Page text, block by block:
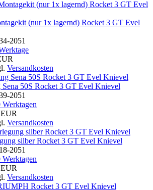
(nur 1x lagernd) Rocket 3 GT Evel
2051
Versandkosten
Sena 50S Rocket 3 GT Evel Knievel
2051
Werktagen
Versandkosten
silber Rocket 3 GT Evel Knievel
2051
Werktagen
Versandkosten